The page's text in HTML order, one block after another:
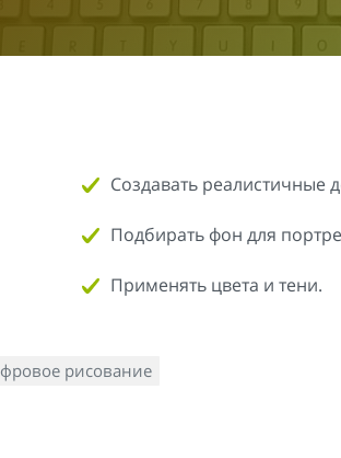
Создавать реалистичные
Подбирать фон для
Применять цвета и тени.
рисование